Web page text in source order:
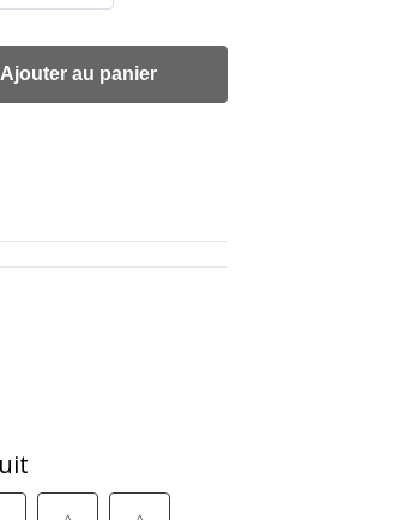
Ajouter au panier